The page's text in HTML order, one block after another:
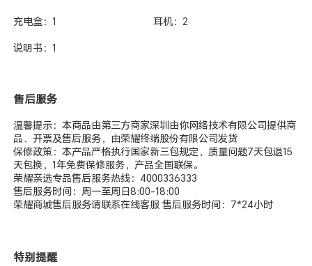
充电盒：1 耳机：2
说明书：1
售后服务
温馨提示：本商品由第三方商家深圳由你网络技术有限公司提供商
品、开票及售后服务，由荣耀终端股份有限公司发货
保修政策：本产品严格执行国家新三包规定，质量问题7天包退15
天包换，1年免费保修服务，产品全国联保。
荣耀亲选专品售后服务热线：4000336333
售后服务时间：周一至周日8:00-18:00
荣耀商城售后服务请联系在线客服 售后服务时间：7*24小时
特别提醒